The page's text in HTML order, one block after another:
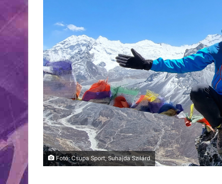
Fotó: Csupa Sport, Suhajda Szilárd